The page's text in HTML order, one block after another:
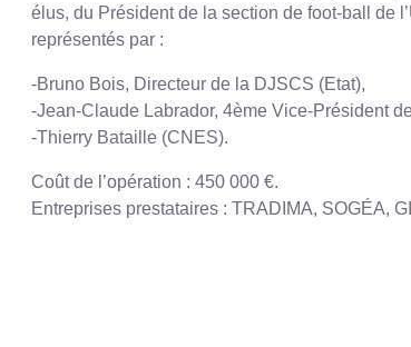
élus, du Président de la section de foot-ball de
représentés par :
-Bruno Bois, Directeur de la DJSCS (Etat),
-Jean-Claude Labrador, 4ème Vice-Président
-Thierry Bataille (CNES).
Coût de l’opération : 450 000 €.
Entreprises prestataires : TRADIMA, SOGÉA,